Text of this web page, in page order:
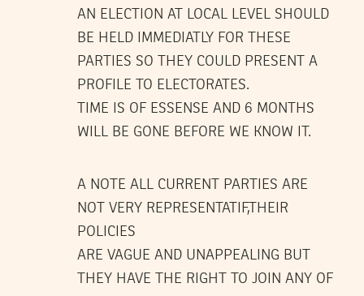
AN ELECTION AT LOCAL LEVEL SHOULD
BE HELD IMMEDIATLY FOR THESE
PARTIES SO THEY COULD PRESENT A
PROFILE TO ELECTORATES.
TIME IS OF ESSENSE AND 6 MONTHS
WILL BE GONE BEFORE WE KNOW IT.
A NOTE ALL CURRENT PARTIES ARE
NOT VERY REPRESENTATIF,THEIR
POLICIES
ARE VAGUE AND UNAPPEALING BUT
THEY HAVE THE RIGHT TO JOIN ANY OF